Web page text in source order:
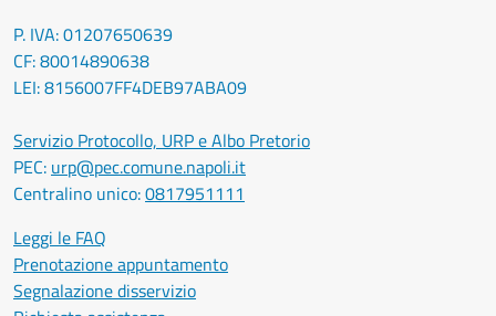
P. IVA: 01207650639
CF: 80014890638
LEI: 8156007FF4DEB97ABA09
Servizio Protocollo, URP e Albo Pretorio
PEC: urp@pec.comune.napoli.it
Centralino unico:0817951111
Leggi le FAQ
Prenotazione appuntamento
Segnalazione disservizio